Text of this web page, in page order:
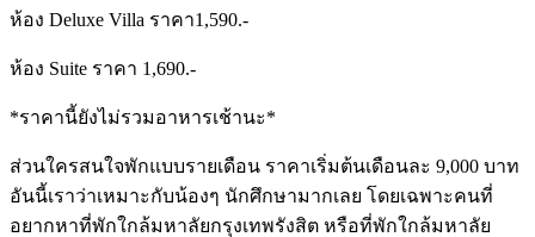
ห้อง Deluxe Villa ราคา1,590.-
ห้อง Suite ราคา 1,690.-
*ราคานี้ยังไม่รวมอาหารเช้านะ*
ส่วนใครสนใจพักแบบรายเดือน ราคาเริ่มต้นเดือนละ 9,000 บาท
อันนี้เราว่าเหมาะกับน้องๆ นักศึกษามากเลย โดยเฉพาะคนที่
อยากหาที่พักใกล้มหาลัยกรุงเทพรังสิต หรือที่พักใกล้มหาลัย